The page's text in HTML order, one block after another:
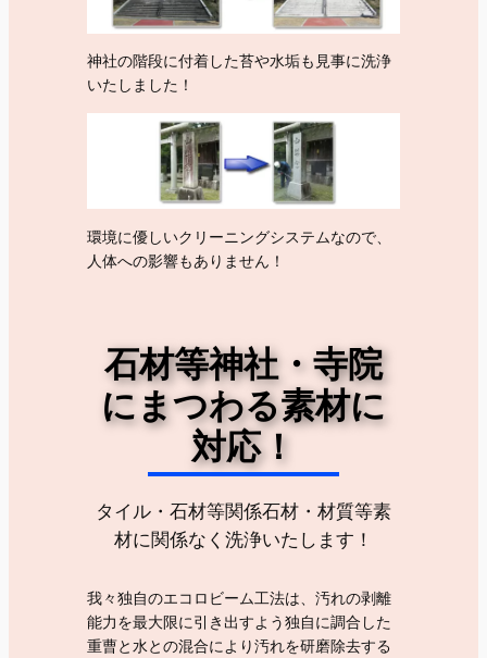
神社の階段に付着した苔や水垢も見事に洗浄
いたしました！
環境に優しいクリーニングシステムなので、
人体への影響もありません！
石材等神社・寺院
にまつわる素材に
対応！
タイル・石材等関係石材・材質等素
材に関係なく洗浄いたします！
我々独自のエコロビーム工法は、汚れの剥離
能力を最大限に引き出すよう独自に調合した
重曹と水との混合により汚れを研磨除去する